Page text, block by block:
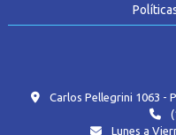
Carlos Pellegrini 1063 -
Lunes a